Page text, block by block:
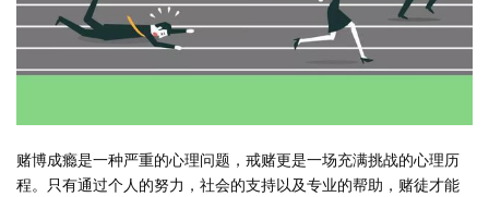
赌博成瘾是一种严重的心理问题，戒赌更是一场充满挑战的心理历
程。只有通过个人的努力，社会的支持以及专业的帮助，赌徒才能